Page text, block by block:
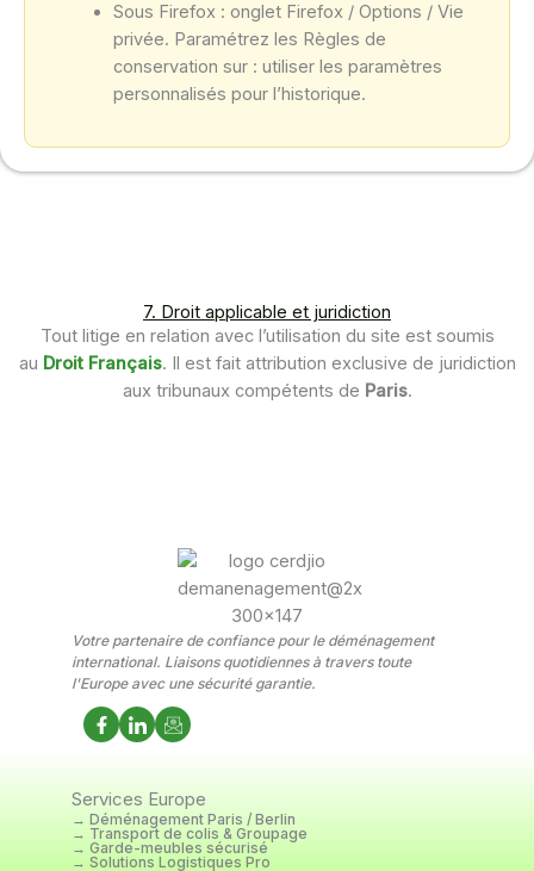
Sous Firefox : onglet Firefox / Options / Vie
privée. Paramétrez les Règles de
conservation sur : utiliser les paramètres
personnalisés pour l’historique.
7. Droit applicable et juridiction
Tout litige en relation avec l’utilisation du site est soumis
au Droit Français. Il est fait attribution exclusive de juridiction
aux tribunaux compétents de Paris.
Votre partenaire de confiance pour le déménagement
international. Liaisons quotidiennes à travers toute
l'Europe avec une sécurité garantie.
Services Europe
→ Déménagement Paris / Berlin
→ Transport de colis & Groupage
→ Garde-meubles sécurisé
→ Solutions Logistiques Pro